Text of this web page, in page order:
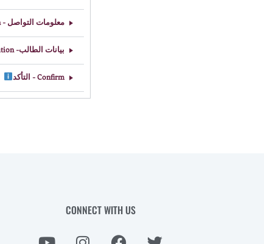
معلومات التواصل - Contact Information
بيانات الطالب- Student Information
Confirm - التأكد
CONNECT WITH US